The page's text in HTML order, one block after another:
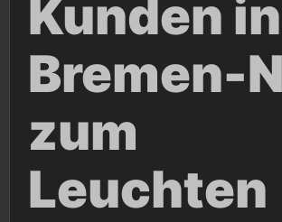
Kunden in
Bremen-
zum
Leuchten